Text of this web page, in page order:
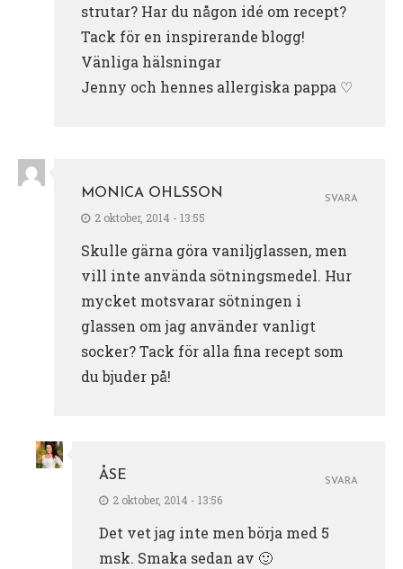
strutar? Har du någon idé om recept?
Tack för en inspirerande blogg!
Vänliga hälsningar
Jenny och hennes allergiska pappa ♡
MONICA OHLSSON
2 oktober, 2014 - 13:55
Skulle gärna göra vaniljglassen, men
vill inte använda sötningsmedel. Hur
mycket motsvarar sötningen i
glassen om jag använder vanligt
socker? Tack för alla fina recept som
du bjuder på!
SVARA
ÅSE
2 oktober, 2014 - 13:56
Det vet jag inte men börja med 5
msk. Smaka sedan av 🙂
SVARA